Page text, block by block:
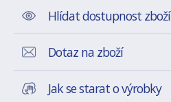
Hlídat dostupnost zboží
Dotaz na zboží
Jak se starat o výrobky